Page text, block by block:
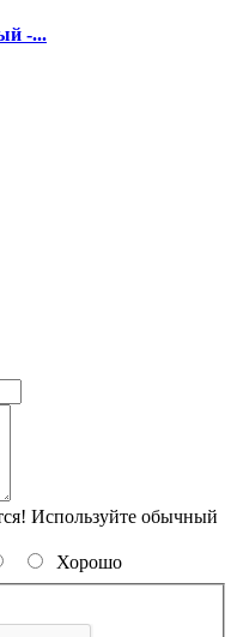
-...
Используйте обычный
Хорошо